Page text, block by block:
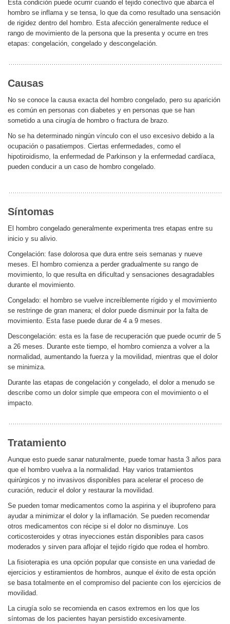
Esta condición puede ocurrir cuando el tejido conectivo que abarca el
hombro se inflama y se tensa, lo que da como resultado una sensación
de rigidez dentro del hombro. Esta afección generalmente reduce el
rango de movimiento de la persona que la presenta y ocurre en tres
etapas: congelación, congelado y descongelación.
Causas
No se conoce la causa exacta del hombro congelado, pero su aparición
es común en personas con diabetes y en personas que se han
sometido a una cirugía de hombro o fractura de brazo.
No se ha determinado ningún vínculo con el uso excesivo debido a la
ocupación o pasatiempos. Ciertas enfermedades, como el
hipotiroidismo, la enfermedad de Parkinson y la enfermedad cardíaca,
pueden conducir a un caso de hombro congelado.
Síntomas
El hombro congelado generalmente experimenta tres etapas entre su
inicio y su alivio.
Congelación: fase dolorosa que dura entre seis semanas y nueve
meses. El hombro comienza a perder gradualmente su rango de
movimiento, lo que resulta en dificultad y sensaciones desagradables
durante el movimiento.
Congelado: el hombro se vuelve increíblemente rígido y el movimiento
se restringe de gran manera; el dolor puede disminuir por la falta de
movimiento. Esta fase puede durar de 4 a 9 meses.
Descongelación: esta es la fase de recuperación que puede ocurrir de 5
a 26 meses. Durante este tiempo, el hombro comienza a volver a la
normalidad, aumentando la fuerza y ​​la movilidad, mientras que el dolor
se minimiza.
Durante las etapas de congelación y congelado, el dolor a menudo se
describe como un dolor simple que empeora con el movimiento o el
impacto.
Tratamiento
Aunque esto puede sanar naturalmente, puede tomar hasta 3 años para
que el hombro vuelva a la normalidad. Hay varios tratamientos
quirúrgicos y no invasivos disponibles para acelerar el proceso de
curación, reducir el dolor y restaurar la movilidad.
Se pueden tomar medicamentos como la aspirina y el ibuprofeno para
ayudar a minimizar el dolor y la inflamación. Se pueden recomendar
otros medicamentos con récipe si el dolor no disminuye. Los
corticosteroides y otras inyecciones están disponibles para casos
moderados y sirven para aflojar el tejido rígido que rodea el hombro.
La fisioterapia es una opción popular que consiste en una variedad de
ejercicios y estiramientos de hombros, aunque el éxito de esta opción
se basa totalmente en el compromiso del paciente con los ejercicios de
movilidad.
La cirugía solo se recomienda en casos extremos en los que los
síntomas de los pacientes hayan persistido excesivamente.